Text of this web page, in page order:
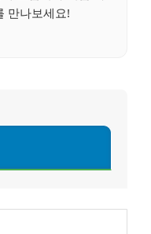
만나보세요!